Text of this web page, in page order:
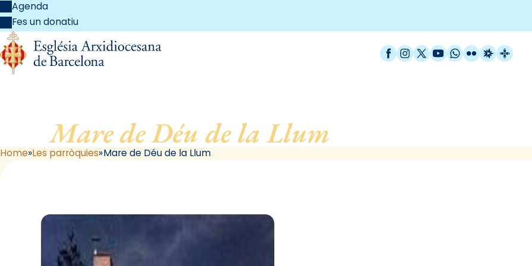
Agenda
Fes un donatiu
Facebook
Instagram
X / Twitter
YouTube
WhatsApp
FlickrRadio
Mare de Déu de la Llum
Home Les parròquies Mare de Déu de la Llum